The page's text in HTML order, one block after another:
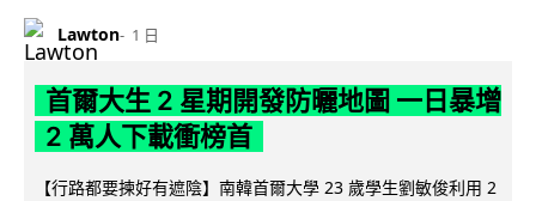
Lawton 1 日
首爾大生 2 星期開發防曬地圖 一日暴增
2 萬人下載衝榜首
【行路都要揀好有遮陰】南韓首爾大學 23 歲學生劉敏俊利用 2